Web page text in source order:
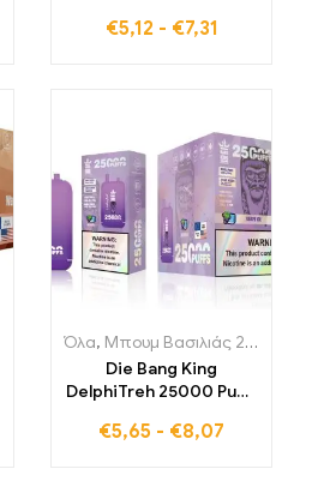
φρουτώδη εμπειρία
€5,12 - €7,31
,Μονής χρήσης ηλεκτρονικά
Όλα, Μπουμ Βασιλιάς 25000 Αναπνοές
Die Bang King
DelphiTreh 25000 Puffs
τσιγαροθήκες
€5,65 - €8,07